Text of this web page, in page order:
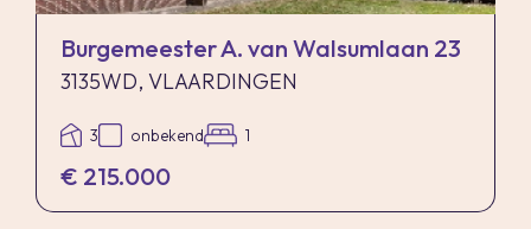
Burgemeester A. van Walsumlaan 23
3135WD, VLAARDINGEN
3 onbekend 1
€ 215.000